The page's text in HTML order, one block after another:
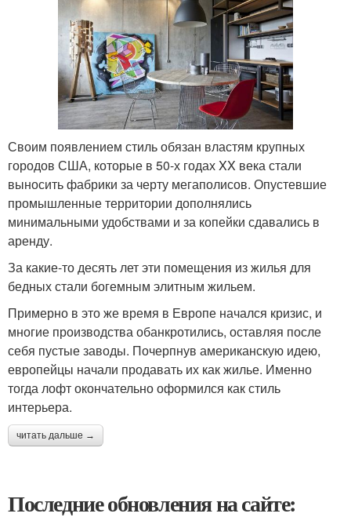
Своим появлением стиль обязан властям крупных
городов США, которые в 50-х годах XX века стали
выносить фабрики за черту мегаполисов. Опустевшие
промышленные территории дополнялись
минимальными удобствами и за копейки сдавались в
аренду.
За какие-то десять лет эти помещения из жилья для
бедных стали богемным элитным жильем.
Примерно в это же время в Европе начался кризис, и
многие производства обанкротились, оставляя после
себя пустые заводы. Почерпнув американскую идею,
европейцы начали продавать их как жилье. Именно
тогда лофт окончательно оформился как стиль
интерьера.
читать дальше →
Последние обновления на сайте: